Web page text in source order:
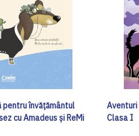
învățământul
cu Amadeus și ReMi
Clasa I